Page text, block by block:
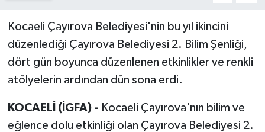
Kocaeli Çayırova Belediyesi'nin bu yıl ikincini
düzenlediği Çayırova Belediyesi 2. Bilim Şenliği,
dört gün boyunca düzenlenen etkinlikler ve renkli
atölyelerin ardından dün sona erdi.
KOCAELİ (İGFA) - Kocaeli Çayırova'nın bilim ve
eğlence dolu etkinliği olan Çayırova Belediyesi 2.